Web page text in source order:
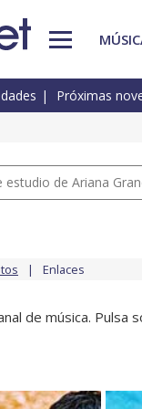
Próximas
de Ariana
Enlaces
de música.